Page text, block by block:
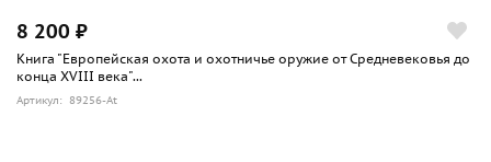
8 200 ₽
Книга "Европейская охота и охотничье оружие от Средневековья до
конца XVIII века"...
Артикул: 89256-At